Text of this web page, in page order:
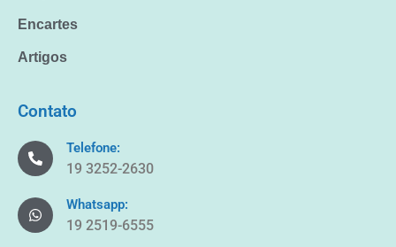
Encartes
Artigos
Contato
Telefone:
19 3252-2630
Whatsapp:
19 2519-6555